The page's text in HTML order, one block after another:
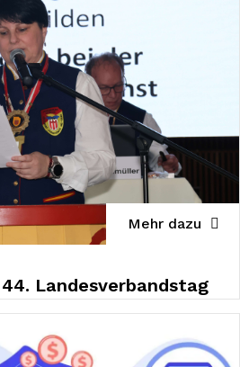
Landesverbandstag
Mehr dazu